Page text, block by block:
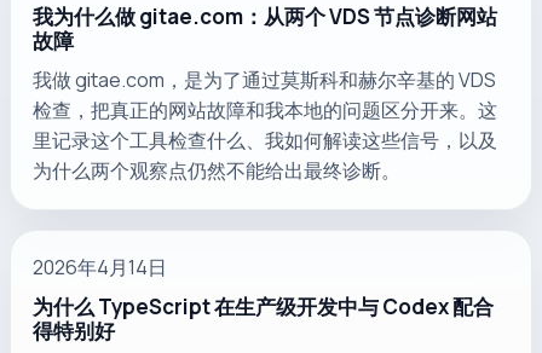
我为什么做 gitae.com：从两个 VDS 节点诊断网站
故障
我做 gitae.com，是为了通过莫斯科和赫尔辛基的 VDS
检查，把真正的网站故障和我本地的问题区分开来。这
里记录这个工具检查什么、我如何解读这些信号，以及
为什么两个观察点仍然不能给出最终诊断。
2026年4月14日
为什么 TypeScript 在生产级开发中与 Codex 配合
得特别好